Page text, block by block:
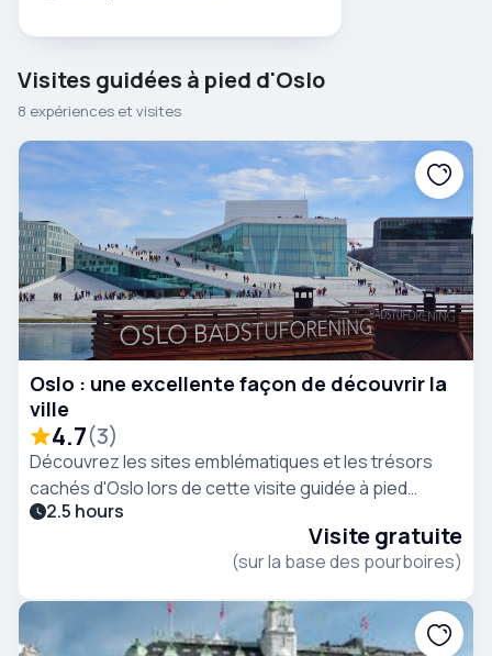
Visites guidées à pied d'Oslo
8 expériences et visites
Oslo : une excellente façon de découvrir la
ville
4.7(3)
Découvrez les sites emblématiques et les trésors
cachés d'Oslo lors de cette visite guidée à pied
captivante, riche en histoire et en anecdotes locales.
2.5 hours
Visite gratuite
(sur la base des pourboires)